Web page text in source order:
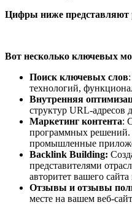
Цифры ниже представляют
Вот несколько ключевых
Поиск ключевых слов
технологий,
Внутренняя
структур URL-адресов
Маркетинг контента:
программных решений.
промышленные
Backlink Building:
представителями
авторитет вашего
Отзывы и отзывы
месте на вашем веб-